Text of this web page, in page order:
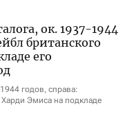
годов, справа:
Эмиса на подкладе